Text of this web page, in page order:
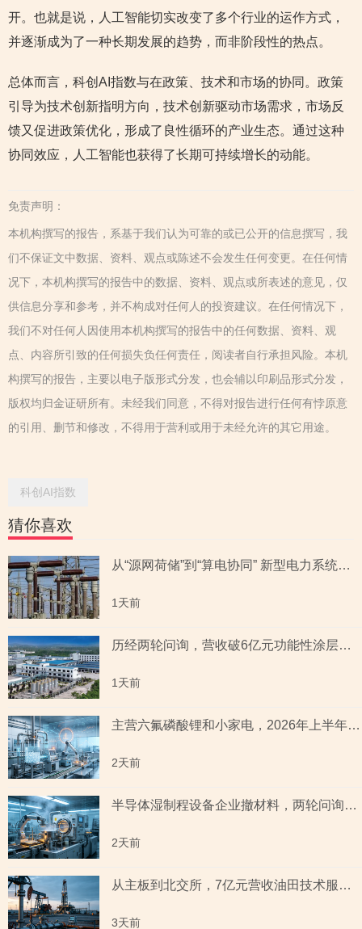
开。也就是说，人工智能切实改变了多个行业的运作方式，
并逐渐成为了一种长期发展的趋势，而非阶段性的热点。
总体而言，科创AI指数与在政策、技术和市场的协同。政策
引导为技术创新指明方向，技术创新驱动市场需求，市场反
馈又促进政策优化，形成了良性循环的产业生态。通过这种
协同效应，人工智能也获得了长期可持续增长的动能。
免责声明：
本机构撰写的报告，系基于我们认为可靠的或已公开的信息撰写，我
们不保证文中数据、资料、观点或陈述不会发生任何变更。在任何情
况下，本机构撰写的报告中的数据、资料、观点或所表述的意见，仅
供信息分享和参考，并不构成对任何人的投资建议。在任何情况下，
我们不对任何人因使用本机构撰写的报告中的任何数据、资料、观
点、内容所引致的任何损失负任何责任，阅读者自行承担风险。本机
构撰写的报告，主要以电子版形式分发，也会辅以印刷品形式分发，
版权均归金证研所有。未经我们同意，不得对报告进行任何有悖原意
的引用、删节和修改，不得用于营利或用于未经允许的其它用途。
科创AI指数
猜你喜欢
从“源网荷储”到“算电协同” 新型电力系统指数全景透视六大赛道
1天前
历经两轮问询，营收破6亿元功能性涂层材料企业“撤稿”，应收账款坏账计提充分性及销售费用率低于同行均值合理性遭“连环问”
1天前
主营六氟磷酸锂和小家电，2026年上半年预测盈利超2亿元，虚增收入被ST背后子公司未完成业绩承诺
2天前
半导体湿制程设备企业撤材料，两轮问询聚焦收入确认时点准确性，原材料采购公允性引关注
2天前
从主板到北交所，7亿元营收油田技术服务商两次撤单，募投项目必要性与核心技术竞争力遭“拷问”
3天前